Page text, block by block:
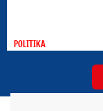
POLITIKA